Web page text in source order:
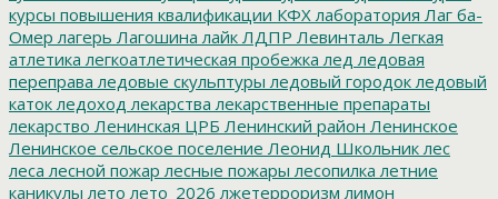
курсы повышения квалификации КФХ лаборатория Лаг ба-
Омер лагерь Лагошина лайк ЛДПР Левинталь Легкая
атлетика легкоатлетическая пробежка лед ледовая
переправа ледовые скульптуры ледовый городок ледовый
каток ледоход лекарства лекарственные препараты
лекарство Ленинская ЦРБ Ленинский район Ленинское
Ленинское сельское поселение Леонид Школьник лес
леса лесной пожар лесные пожары лесопилка летние
каникулы лето лето_2026 лжетерроризм лимон